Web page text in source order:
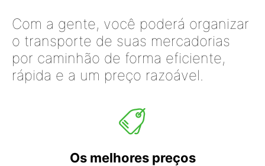
Com a gente, você poderá organizar
o transporte de suas mercadorias
por caminhão de forma eficiente,
rápida e a um preço razoável.
Os melhores preços